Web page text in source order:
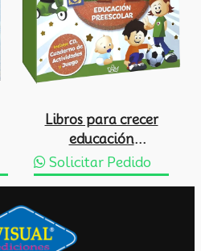
Libros para crecer
educación
preescolar
Solicitar Pedido